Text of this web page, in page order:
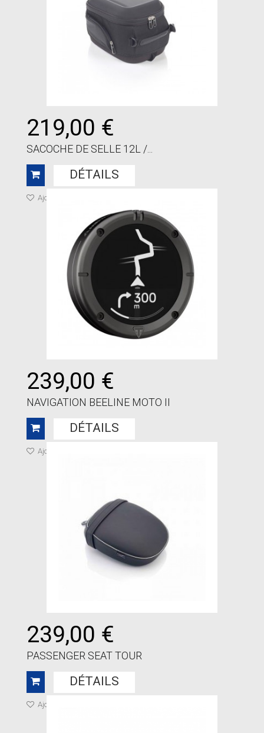
219,00 €
SACOCHE DE SELLE 12L /...
DÉTAILS
Ajouter à ma liste de cadeaux
239,00 €
NAVIGATION BEELINE MOTO II
DÉTAILS
Ajouter à ma liste de cadeaux
239,00 €
PASSENGER SEAT TOUR
DÉTAILS
Ajouter à ma liste de cadeaux